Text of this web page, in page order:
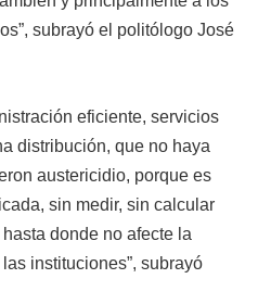
subrayó el politólogo José
eficiente, servicios
distribución, que no haya
austericidio, porque es
sin medir, sin calcular
donde no afecte la
instituciones”, subrayó